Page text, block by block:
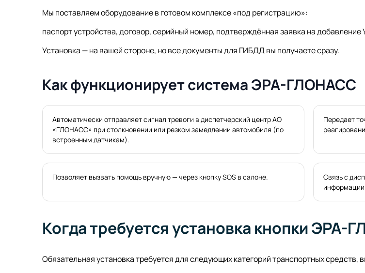
Мы поставляем оборудование в готовом комплексе «под регистрацию»:
паспорт устройства, договор, серийный номер, подтверждённая заявка на
Установка — на вашей стороне, но все документы для ГИБДД вы получаете сразу.
Как функционирует система ЭРА-ГЛОНАСС
Автоматически отправляет сигнал тревоги в диспетчерский центр АО
«ГЛОНАСС» при столкновении или резком замедлении автомобиля (по
встроенным датчикам).
Передает
Позволяет вызвать помощь вручную — через кнопку SOS в салоне.
Связь с
Когда требуется установка кнопки ЭРА-
Обязательная установка требуется для следующих категорий транспортных